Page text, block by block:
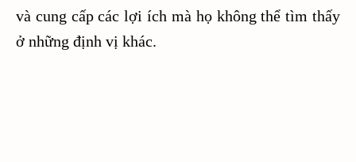
và cung cấp các lợi ích mà họ không thể tìm thấy
ở những định vị khác.